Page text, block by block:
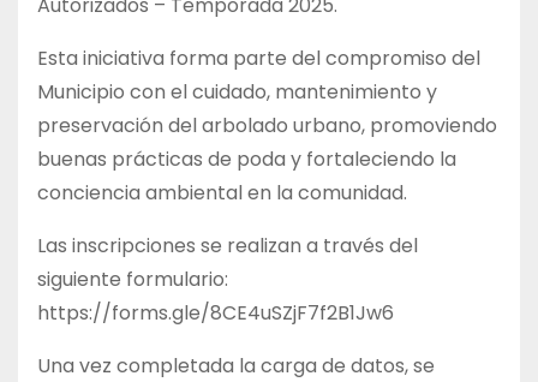
Autorizados – Temporada 2025.
Esta iniciativa forma parte del compromiso del
Municipio con el cuidado, mantenimiento y
preservación del arbolado urbano, promoviendo
buenas prácticas de poda y fortaleciendo la
conciencia ambiental en la comunidad.
Las inscripciones se realizan a través del
siguiente formulario:
https://forms.gle/8CE4uSZjF7f2B1Jw6
Una vez completada la carga de datos, se